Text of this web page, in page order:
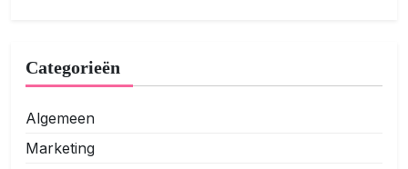
Categorieën
Algemeen
Marketing